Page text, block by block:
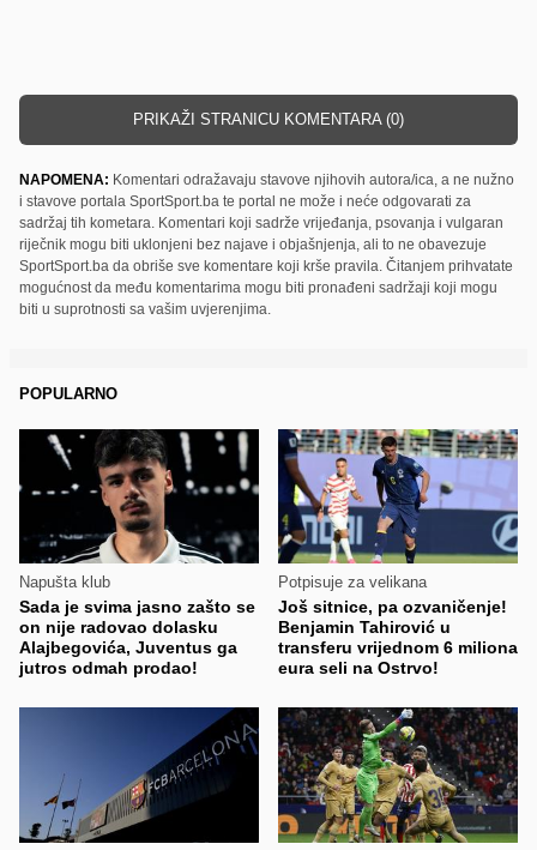
PRIKAŽI STRANICU KOMENTARA (0)
NAPOMENA: Komentari odražavaju stavove njihovih autora/ica, a ne nužno
i stavove portala SportSport.ba te portal ne može i neće odgovarati za
sadržaj tih kometara. Komentari koji sadrže vrijeđanja, psovanja i vulgaran
riječnik mogu biti uklonjeni bez najave i objašnjenja, ali to ne obavezuje
SportSport.ba da obriše sve komentare koji krše pravila. Čitanjem prihvatate
mogućnost da među komentarima mogu biti pronađeni sadržaji koji mogu
biti u suprotnosti sa vašim uvjerenjima.
POPULARNO
Napušta klub
Sada je svima jasno zašto se
on nije radovao dolasku
Alajbegovića, Juventus ga
jutros odmah prodao!
Potpisuje za velikana
Još sitnice, pa ozvaničenje!
Benjamin Tahirović u
transferu vrijednom 6 miliona
eura seli na Ostrvo!